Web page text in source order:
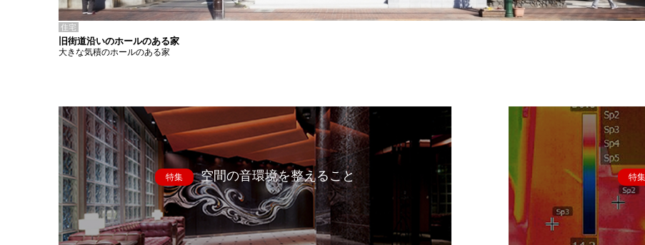
住宅
旧街道沿いのホールのある家
大きな気積のホールのある家
特集 空間の音環境を整えること 特集